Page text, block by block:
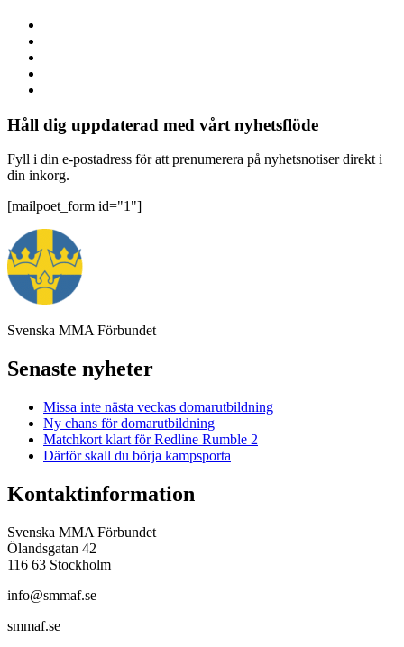
Håll dig uppdaterad med vårt nyhetsflöde
Fyll i din e-postadress för att prenumerera på nyhetsnotiser direkt i
din inkorg.
[mailpoet_form id="1"]
Svenska MMA Förbundet
Senaste nyheter
Missa inte nästa veckas domarutbildning
Ny chans för domarutbildning
Matchkort klart för Redline Rumble 2
Därför skall du börja kampsporta
Kontaktinformation
Svenska MMA Förbundet
Ölandsgatan 42
116 63 Stockholm
info@smmaf.se
smmaf.se